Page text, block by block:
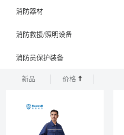
消防器材
消防救援/照明设备
消防员保护装备
新品 价格